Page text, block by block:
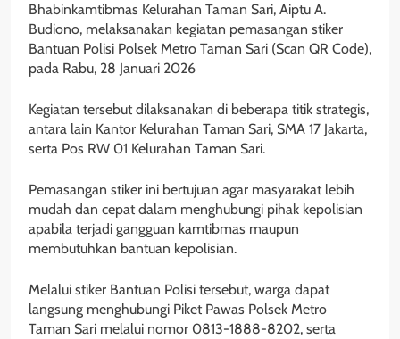
Bhabinkamtibmas Kelurahan Taman Sari, Aiptu A.
Budiono, melaksanakan kegiatan pemasangan stiker
Bantuan Polisi Polsek Metro Taman Sari (Scan QR Code),
pada Rabu, 28 Januari 2026
Kegiatan tersebut dilaksanakan di beberapa titik strategis,
antara lain Kantor Kelurahan Taman Sari, SMA 17 Jakarta,
serta Pos RW 01 Kelurahan Taman Sari.
Pemasangan stiker ini bertujuan agar masyarakat lebih
mudah dan cepat dalam menghubungi pihak kepolisian
apabila terjadi gangguan kamtibmas maupun
membutuhkan bantuan kepolisian.
Melalui stiker Bantuan Polisi tersebut, warga dapat
langsung menghubungi Piket Pawas Polsek Metro
Taman Sari melalui nomor 0813-1888-8202, serta